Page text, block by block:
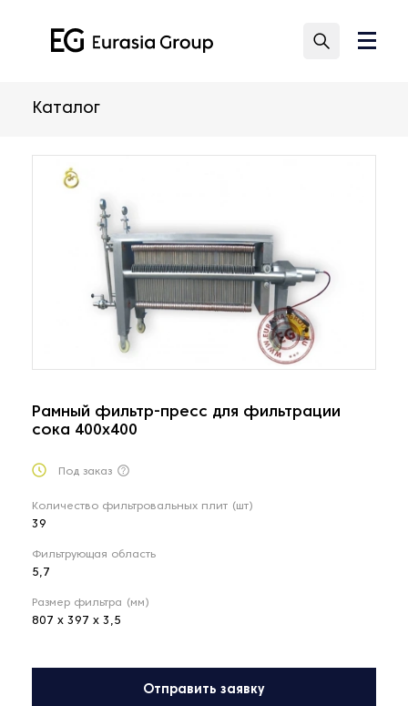
Каталог
Рамный фильтр-пресс для фильтрации
сока 400х400
Под заказ
Количество фильтровальных плит (шт)
39
Фильтрующая область
5,7
Размер фильтра (мм)
807 х 397 х 3,5
Отправить заявку